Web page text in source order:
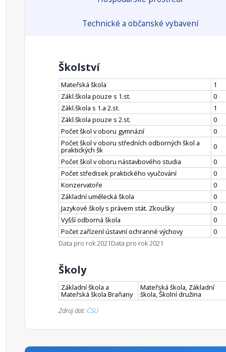
Technické a občanské vybavení
Školství
Mateřská škola
1
Zákl.škola pouze s 1.st.
0
Zákl.škola s 1.a 2.st.
1
Zákl.škola pouze s 2.st.
0
Počet škol v oboru gymnázií
0
Počet škol v oboru středních odborných škol a
praktických šk
0
Počet škol v oboru nástavbového studia
0
Počet středisek praktického vyučování
0
Konzervatoře
0
Základní umělecká škola
0
Jazykové školy s právem stát. Zkoušky
0
Vyšší odborná škola
0
Počet zařízení ústavní ochranné výchovy
0
Data pro rok 2021Data pro rok 2021
Školy
Základní škola a
Mateřská škola Braňany
Mateřská škola, Základní
škola, Školní družina
Zdroj dat: ČSÚ